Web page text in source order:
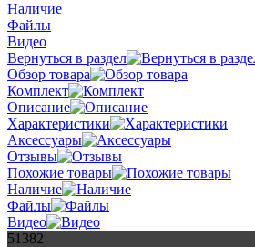
Наличие
Файлы
Видео
Вернуться в раздел
Обзор товара
Комплект
Описание
Характеристики
Аксессуары
Отзывы
Похожие товары
Наличие
Файлы
Видео
51382